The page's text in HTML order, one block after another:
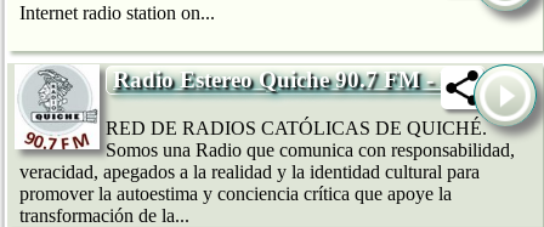
Internet radio station on...
Radio Estereo Quiche 90.7 FM - LE
RED DE RADIOS CATÓLICAS DE QUICHÉ.
Somos una Radio que comunica con responsabilidad,
veracidad, apegados a la realidad y la identidad cultural para
promover la autoestima y conciencia crítica que apoye la
transformación de la...